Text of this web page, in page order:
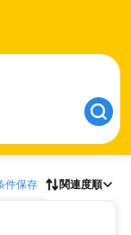
件保存 関連度順